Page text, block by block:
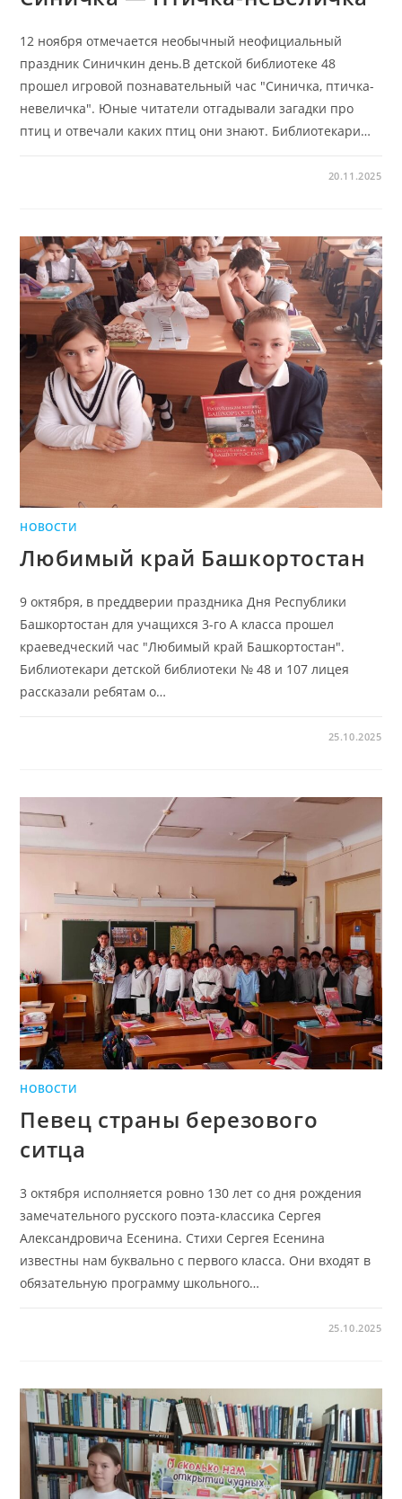
12 ноября отмечается необычный неофициальный
праздник Синичкин день.В детской библиотеке 48
прошел игровой познавательный час "Синичка, птичка-
невеличка". Юные читатели отгадывали загадки про
птиц и отвечали каких птиц они знают. Библиотекари…
20.11.2025
НОВОСТИ
Любимый край Башкортостан
9 октября, в преддверии праздника Дня Республики
Башкортостан для учащихся 3-го А класса прошел
краеведческий час "Любимый край Башкортостан".
Библиотекари детской библиотеки № 48 и 107 лицея
рассказали ребятам о…
25.10.2025
НОВОСТИ
Певец страны березового
ситца
3 октября исполняется ровно 130 лет со дня рождения
замечательного русского поэта-классика Сергея
Александровича Есенина. Стихи Сергея Есенина
известны нам буквально с первого класса. Они входят в
обязательную программу школьного…
25.10.2025